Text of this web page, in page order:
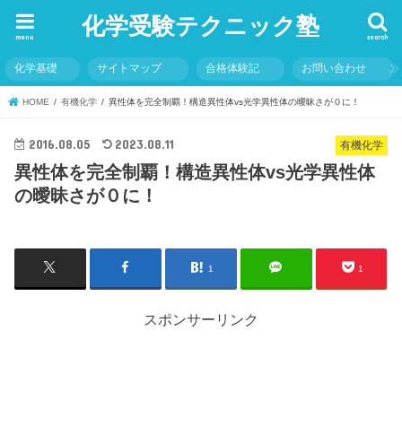
化学受験テクニック塾 search
menu
化学基礎 サイトマップ 合格体験記 お問い合わせ
HOME 有機化学 異性体を完全制覇！構造異性体vs光学異性体の曖昧さが０に！
有機化学
2016.08.05 2023.08.11
異性体を完全制覇！構造異性体vs光学異性体
の曖昧さが０に！
1 1
スポンサーリンク